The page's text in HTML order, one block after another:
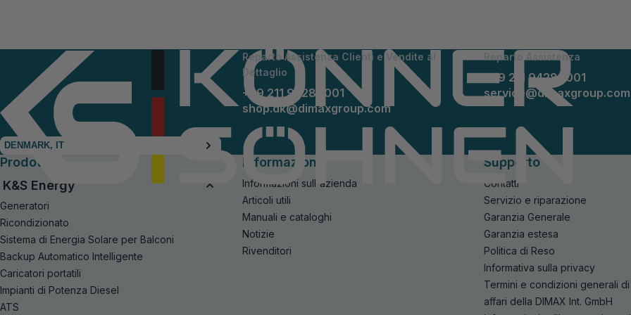
Reparto Assistenza Clienti e Vendite al
Dettaglio
+49 211 94289001
shop.dk@dimaxgroup.com
Reparto Assistenza
+49 211 94289001
service@dimaxgroup.com
DENMARK, IT
Prodotti
K&S Energy
Generatori
Ricondizionato
Sistema di Energia Solare per Balconi
Backup Automatico Intelligente
Caricatori portatili
Impianti di Potenza Diesel
ATS
Informazione
Informazioni sull'azienda
Articoli utili
Manuali e cataloghi
Notizie
Rivenditori
Supporto
Contatti
Servizio e riparazione
Garanzia Generale
Garanzia estesa
Politica di Reso
Informativa sulla privacy
Termini e condizioni generali
affari della DIMAX Int. GmbH